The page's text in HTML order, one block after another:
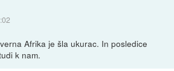
Afrika je šla ukurac. In posledice
k nam.